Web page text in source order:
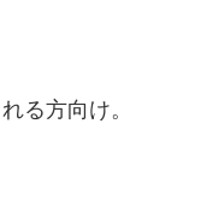
る方向け。